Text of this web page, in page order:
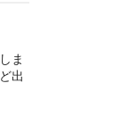
ま
出